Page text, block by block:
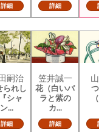
詳細 詳細
嗣治
られし
シャ
ン...
詳細
笠井誠一
花（白いバ
ラと紫の
カ...
詳細